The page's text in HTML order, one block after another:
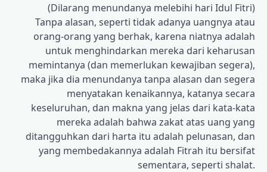
(Dilarang menundanya melebihi hari Idul Fitri)
Tanpa alasan, seperti tidak adanya uangnya atau
orang-orang yang berhak, karena niatnya adalah
untuk menghindarkan mereka dari keharusan
memintanya (dan memerlukan kewajiban segera),
maka jika dia menundanya tanpa alasan dan segera
menyatakan kenaikannya, katanya secara
keseluruhan, dan makna yang jelas dari kata-kata
mereka adalah bahwa zakat atas uang yang
ditangguhkan dari harta itu adalah pelunasan, dan
yang membedakannya adalah Fitrah itu bersifat
sementara, seperti shalat.